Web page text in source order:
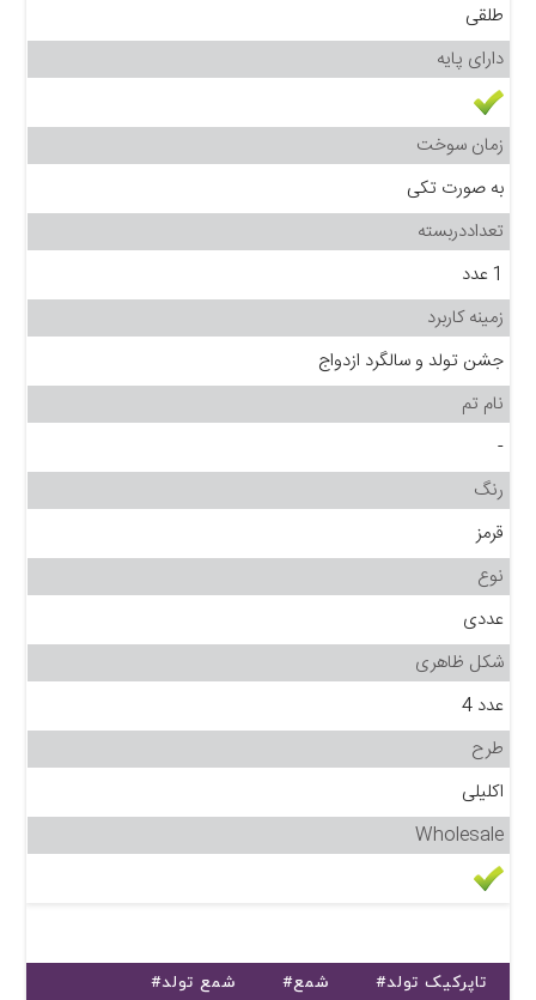
طلقی
دارای پایه
زمان سوخت
به صورت تکی
تعداددربسته
1 عدد
زمینه کاربرد
جشن تولد و سالگرد ازدواج
نام تم
-
رنگ
قرمز
نوع
عددی
شکل ظاهری
عدد 4
طرح
اکلیلی
Wholesale
#تاپرکیک تولد #شمع
#شمع تولد